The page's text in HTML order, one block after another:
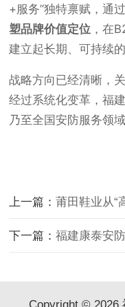
+服务”独特禀赋，通
塑品牌价值定位 ，在
建立起长期、可持续的
战略方向已经清晰，
经过系统化变革，福
乃至全国安防服务领
上一篇：莆田鞋业从“高仿”到“
下一篇：福建康泰安防有限